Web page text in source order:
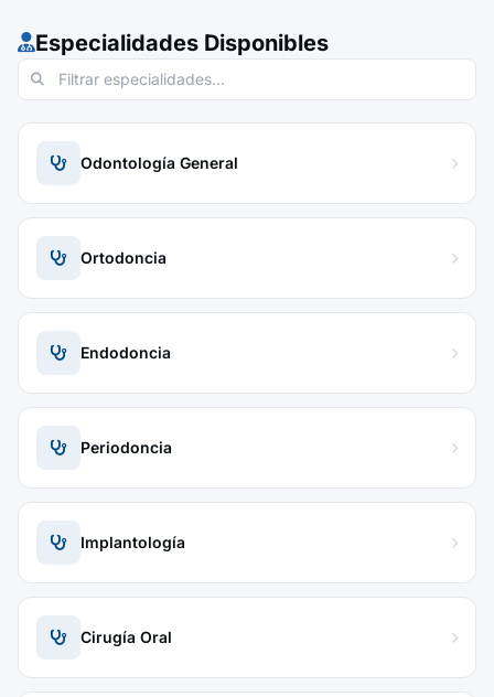
Especialidades Disponibles
Odontología General
Ortodoncia
Endodoncia
Periodoncia
Implantología
Cirugía Oral